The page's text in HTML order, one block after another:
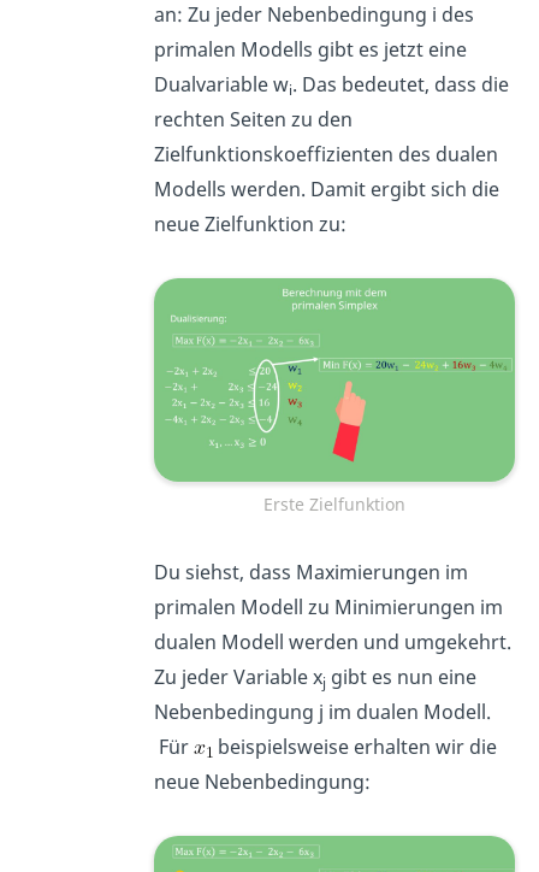
an: Zu jeder Nebenbedingung i des
primalen Modells gibt es jetzt eine
Dualvariable wi. Das bedeutet, dass die
rechten Seiten zu den
Zielfunktionskoeffizienten des dualen
Modells werden. Damit ergibt sich die
neue Zielfunktion zu:
Erste Zielfunktion
Du siehst, dass Maximierungen im
primalen Modell zu Minimierungen im
dualen Modell werden und umgekehrt.
Zu jeder Variable xj gibt es nun eine
Nebenbedingung j im dualen Modell.
Für
beispielsweise erhalten wir die
neue Nebenbedingung: